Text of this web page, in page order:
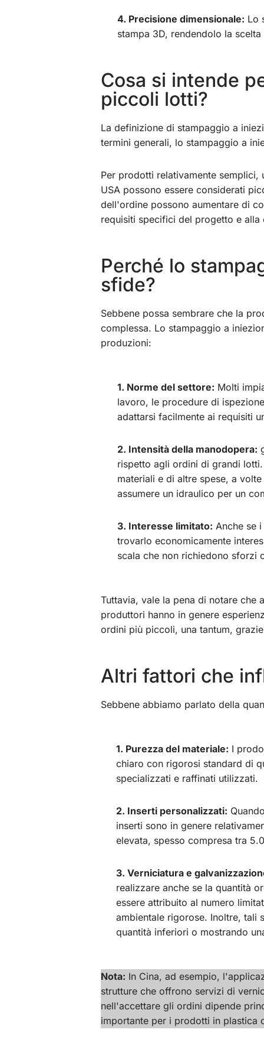
4. Precisione dimensionale: Lo
stampa 3D, rendendolo la
Cosa si intende
piccoli lotti?
La definizione di stampaggio a
termini generali, lo stampaggio a
Per prodotti relativamente
USA possono essere considerati
dell'ordine possono aumentare di
requisiti specifici del progetto e
Perché lo
sfide?
Sebbene possa sembrare che la
complessa. Lo stampaggio a
produzioni:
1. Norme del settore: Molti
lavoro, le procedure di
adattarsi facilmente ai requisiti
2. Intensità della manodopera:
rispetto agli ordini di grandi
materiali e di altre spese, a
assumere un idraulico per un
3. Interesse limitato: Anche se
trovarlo economicamente
scala che non richiedono sforzi
Tuttavia, vale la pena di notare che
produttori hanno in genere
ordini più piccoli, una tantum,
Altri fattori che
Sebbene abbiamo parlato della
1. Purezza del materiale: I
chiaro con rigorosi standard di
specializzati e raffinati utilizzati.
2. Inserti personalizzati:
inserti sono in genere
elevata, spesso compresa tra
3. Verniciatura e
realizzare anche se la quantità
essere attribuito al numero
ambientale rigorose. Inoltre, tali
quantità inferiori o mostrando
Nota: In Cina, ad esempio,
strutture che offrono servizi di
nell'accettare gli ordini dipende
importante per i prodotti in plastica